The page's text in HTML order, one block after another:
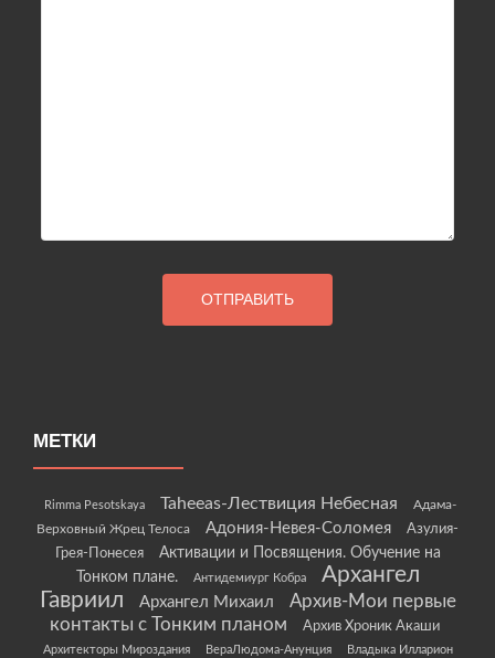
МЕТКИ
Rimma Pesotskaya Taheeas-Лествиция Небесная
Адама-
Верховный Жрец Телоса
Адония-Невея-Соломея
Азулия-
Грея-Понесея
Активации и Посвящения. Обучение на
Тонком плане.
Антидемиург Кобра
Архангел
Гавриил
Архангел Михаил
Архив-Мои первые
контакты с Тонким планом
Архив Хроник Акаши
Архитекторы Мироздания ВераЛюдома-Анунция Владыка Илларион